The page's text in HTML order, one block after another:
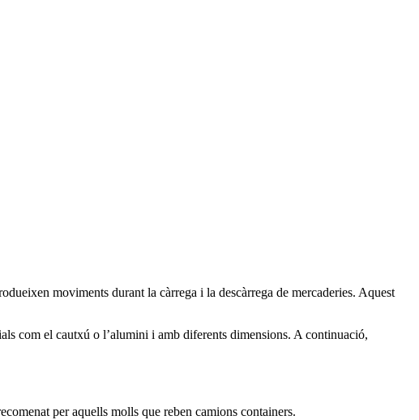
moviments durant la càrrega i la descàrrega de mercaderies. Aquest
com el cautxú o l’alumini i amb diferents dimensions. A continuació,
per aquells molls que reben camions containers.